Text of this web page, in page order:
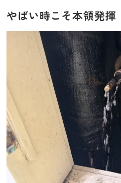
やばい時こそ本領発揮